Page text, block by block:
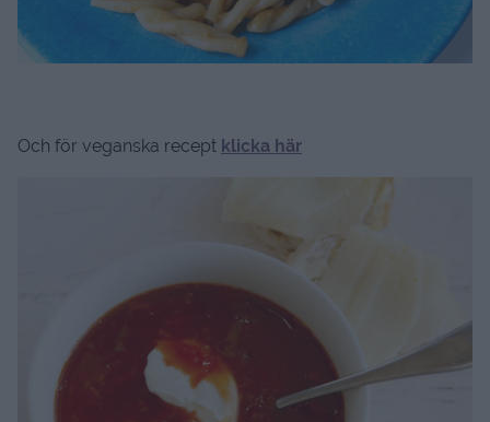
Och för veganska recept klicka här